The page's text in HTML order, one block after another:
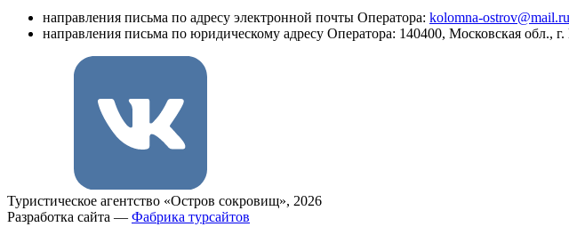
направления письма по адресу электронной почты Оператора: kolomna-ostrov@mail.ru
направления письма по юридическому адресу Оператора: 140400, Московская обл.,
Туристическое агентство «Остров сокровищ», 2026
Разработка сайта — Фабрика турсайтов